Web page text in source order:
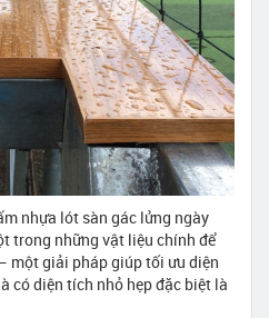
nhựa lót sàn gác lửng ngày
trong những vật liệu chính để
một giải pháp giúp tối ưu diện
có diện tích nhỏ hẹp đặc biệt là